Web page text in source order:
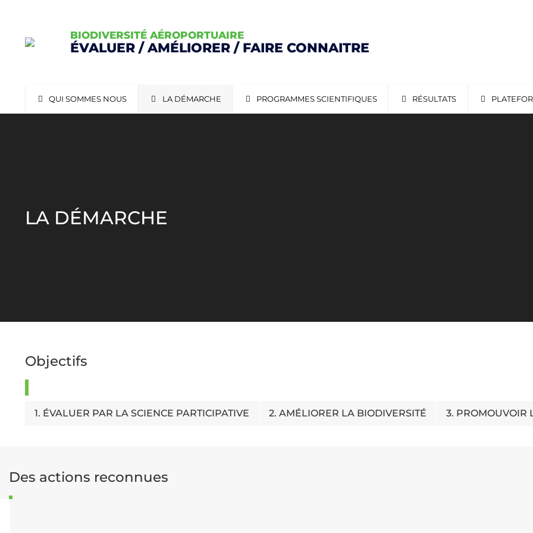
BIODIVERSITÉ AÉROPORTUAIRE
ÉVALUER / AMÉLIORER / FAIRE CONNAITRE
QUI SOMMES NOUS LA DÉMARCHE PROGRAMMES SCIENTIFIQUES RÉSULTATS
LA DÉMARCHE
Objectifs
1. ÉVALUER PAR LA SCIENCE PARTICIPATIVE 2. AMÉLIORER LA BIODIVERSITÉ 3. PROMOUVOIR
Des actions reconnues